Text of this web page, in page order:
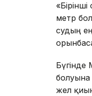
метр
судың
Бүгінде
жел